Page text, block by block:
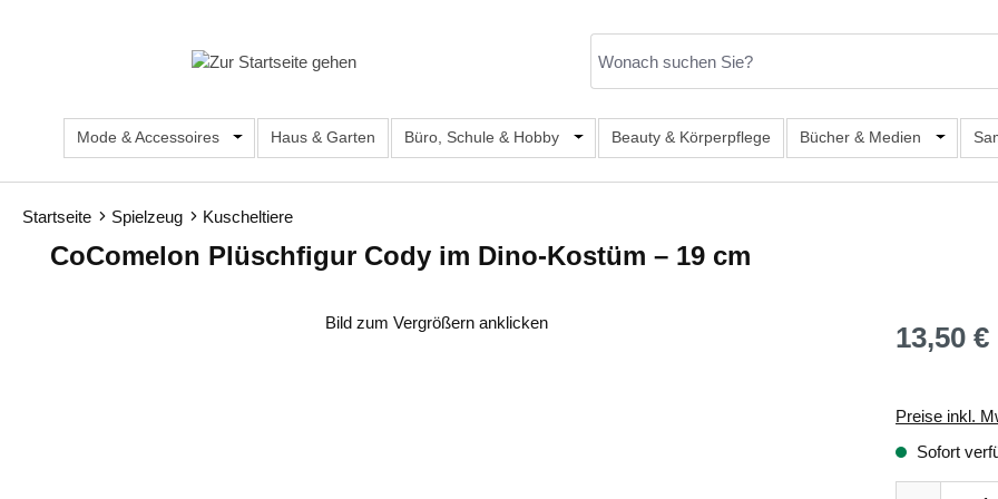
Mode & Accessoires Öffne oder Schließe das Dropdown der Kategorie Mode & Accessoires
Haus & Garten Büro, Schule & Hobby Öffne oder Schließe das Dropdown der Kategorie Büro,
Beauty & Körperpflege Bücher & Medien Öffne
Startseite Spielzeug Kuscheltiere
CoComelon Plüschfigur Cody im Dino-Kostüm – 19 cm
Bild zum Vergrößern anklicken
Regulärer
13,50 €
Preise inkl.
Sofort
Produkt